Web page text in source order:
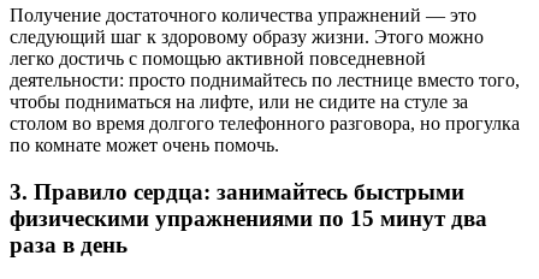
Получение достаточного количества упражнений — это
следующий шаг к здоровому образу жизни. Этого можно
легко достичь с помощью активной повседневной
деятельности: просто поднимайтесь по лестнице вместо того,
чтобы подниматься на лифте, или не сидите на стуле за
столом во время долгого телефонного разговора, но прогулка
по комнате может очень помочь.
3. Правило сердца: занимайтесь быстрыми
физическими упражнениями по 15 минут два
раза в день